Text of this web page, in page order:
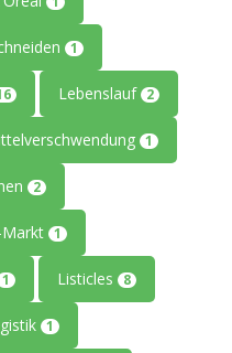
1
Lebenslauf 2
1
2
1
1 Listicles 8
1